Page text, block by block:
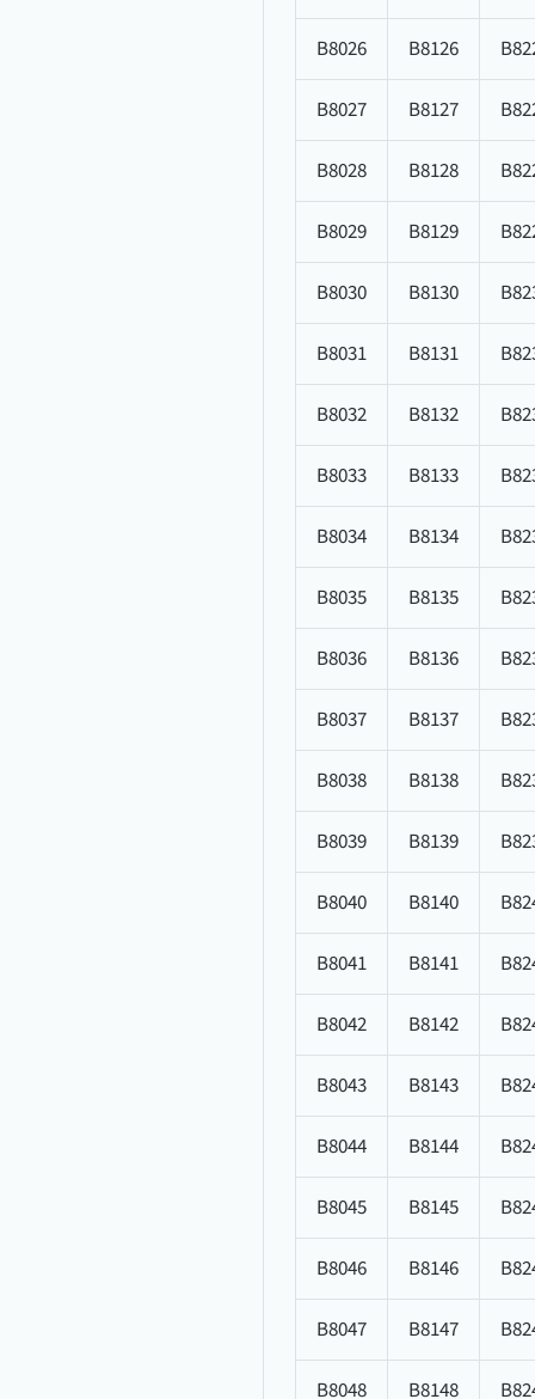
B8026 B8126
B8027 B8127
B8028 B8128
B8029 B8129
B8030 B8130
B8031 B8131
B8032 B8132
B8033 B8133
B8034 B8134
B8035 B8135
B8036 B8136
B8037 B8137
B8038 B8138
B8039 B8139
B8040 B8140
B8041 B8141
B8042 B8142
B8043 B8143
B8044 B8144
B8045 B8145
B8046 B8146
B8047 B8147
B8048 B8148